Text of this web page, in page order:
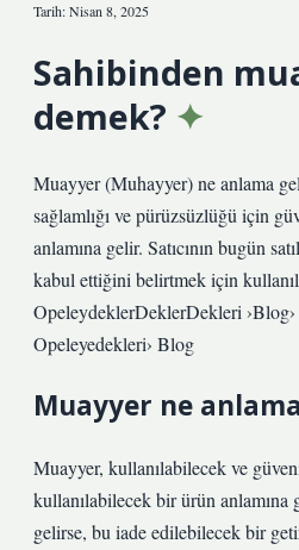
Tarih: Nisan 8, 2025
Sahibinden
demek?
Muayyer (Muhayyer) ne anlama
sağlamlığı ve pürüzsüzlüğü için
anlamına gelir. Satıcının bugün
kabul ettiğini belirtmek için
OpeleydeklerDeklerDekleri
Opeleyedekleri› Blog
Muayyer ne
Muayyer, kullanılabilecek ve
kullanılabilecek bir ürün anlamına
gelirse, bu iade edilebilecek bir